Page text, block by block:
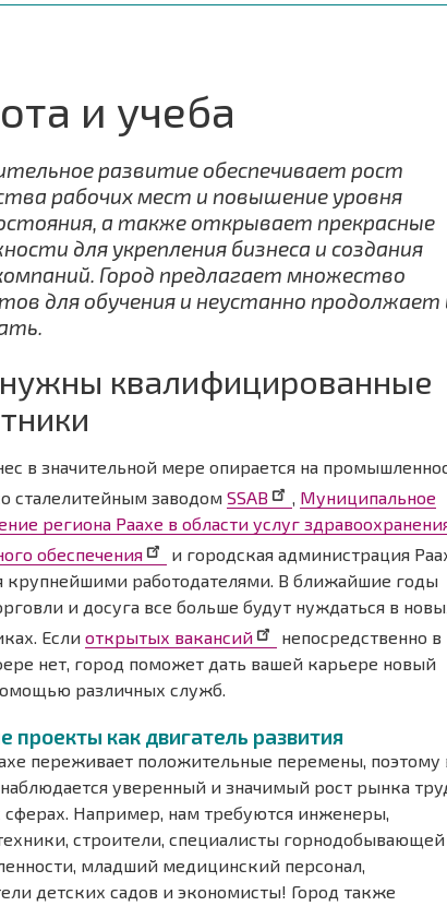
и учеба
развитие обеспечивает рост
рабочих мест и повышение уровня
а также открывает прекрасные
для укрепления бизнеса и создания
Город предлагает множество
для обучения и неустанно продолжает
квалифицированные
в значительной мере опирается на
сталелитейным заводомSSAB , Муниципальное
региона Раахе в области услуг
обеспечения
и городская администрация
крупнейшими работодателями. В ближайшие годы
и досуга все больше будут нуждаться в
Еслиоткрытых вакансий
непосредственно в
нет, город поможет дать вашей карьере новый
различных служб.
проекты как двигатель развития
переживает положительные перемены, поэтому
уверенный и значимый рост рынка
сферах. Например, нам требуются инженеры,
строители, специалисты горнодобывающей
младший медицинский персонал,
детских садов и экономисты! Город также